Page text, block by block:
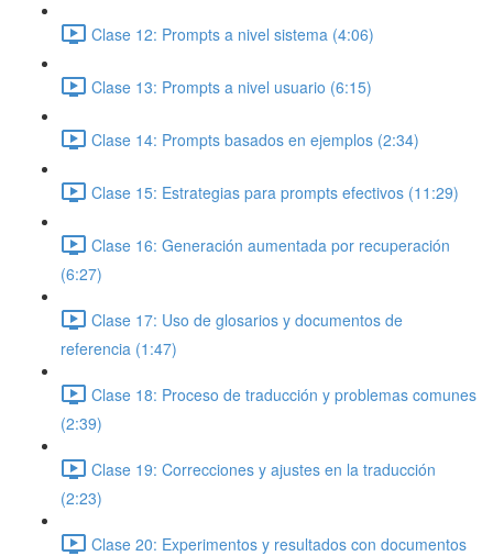
Clase 12: Prompts a nivel sistema (4:06)
Clase 13: Prompts a nivel usuario (6:15)
Clase 14: Prompts basados en ejemplos (2:34)
Clase 15: Estrategias para prompts efectivos (11:29)
Clase 16: Generación aumentada por recuperación
(6:27)
Clase 17: Uso de glosarios y documentos de
referencia (1:47)
Clase 18: Proceso de traducción y problemas comunes
(2:39)
Clase 19: Correcciones y ajustes en la traducción
(2:23)
Clase 20: Experimentos y resultados con documentos